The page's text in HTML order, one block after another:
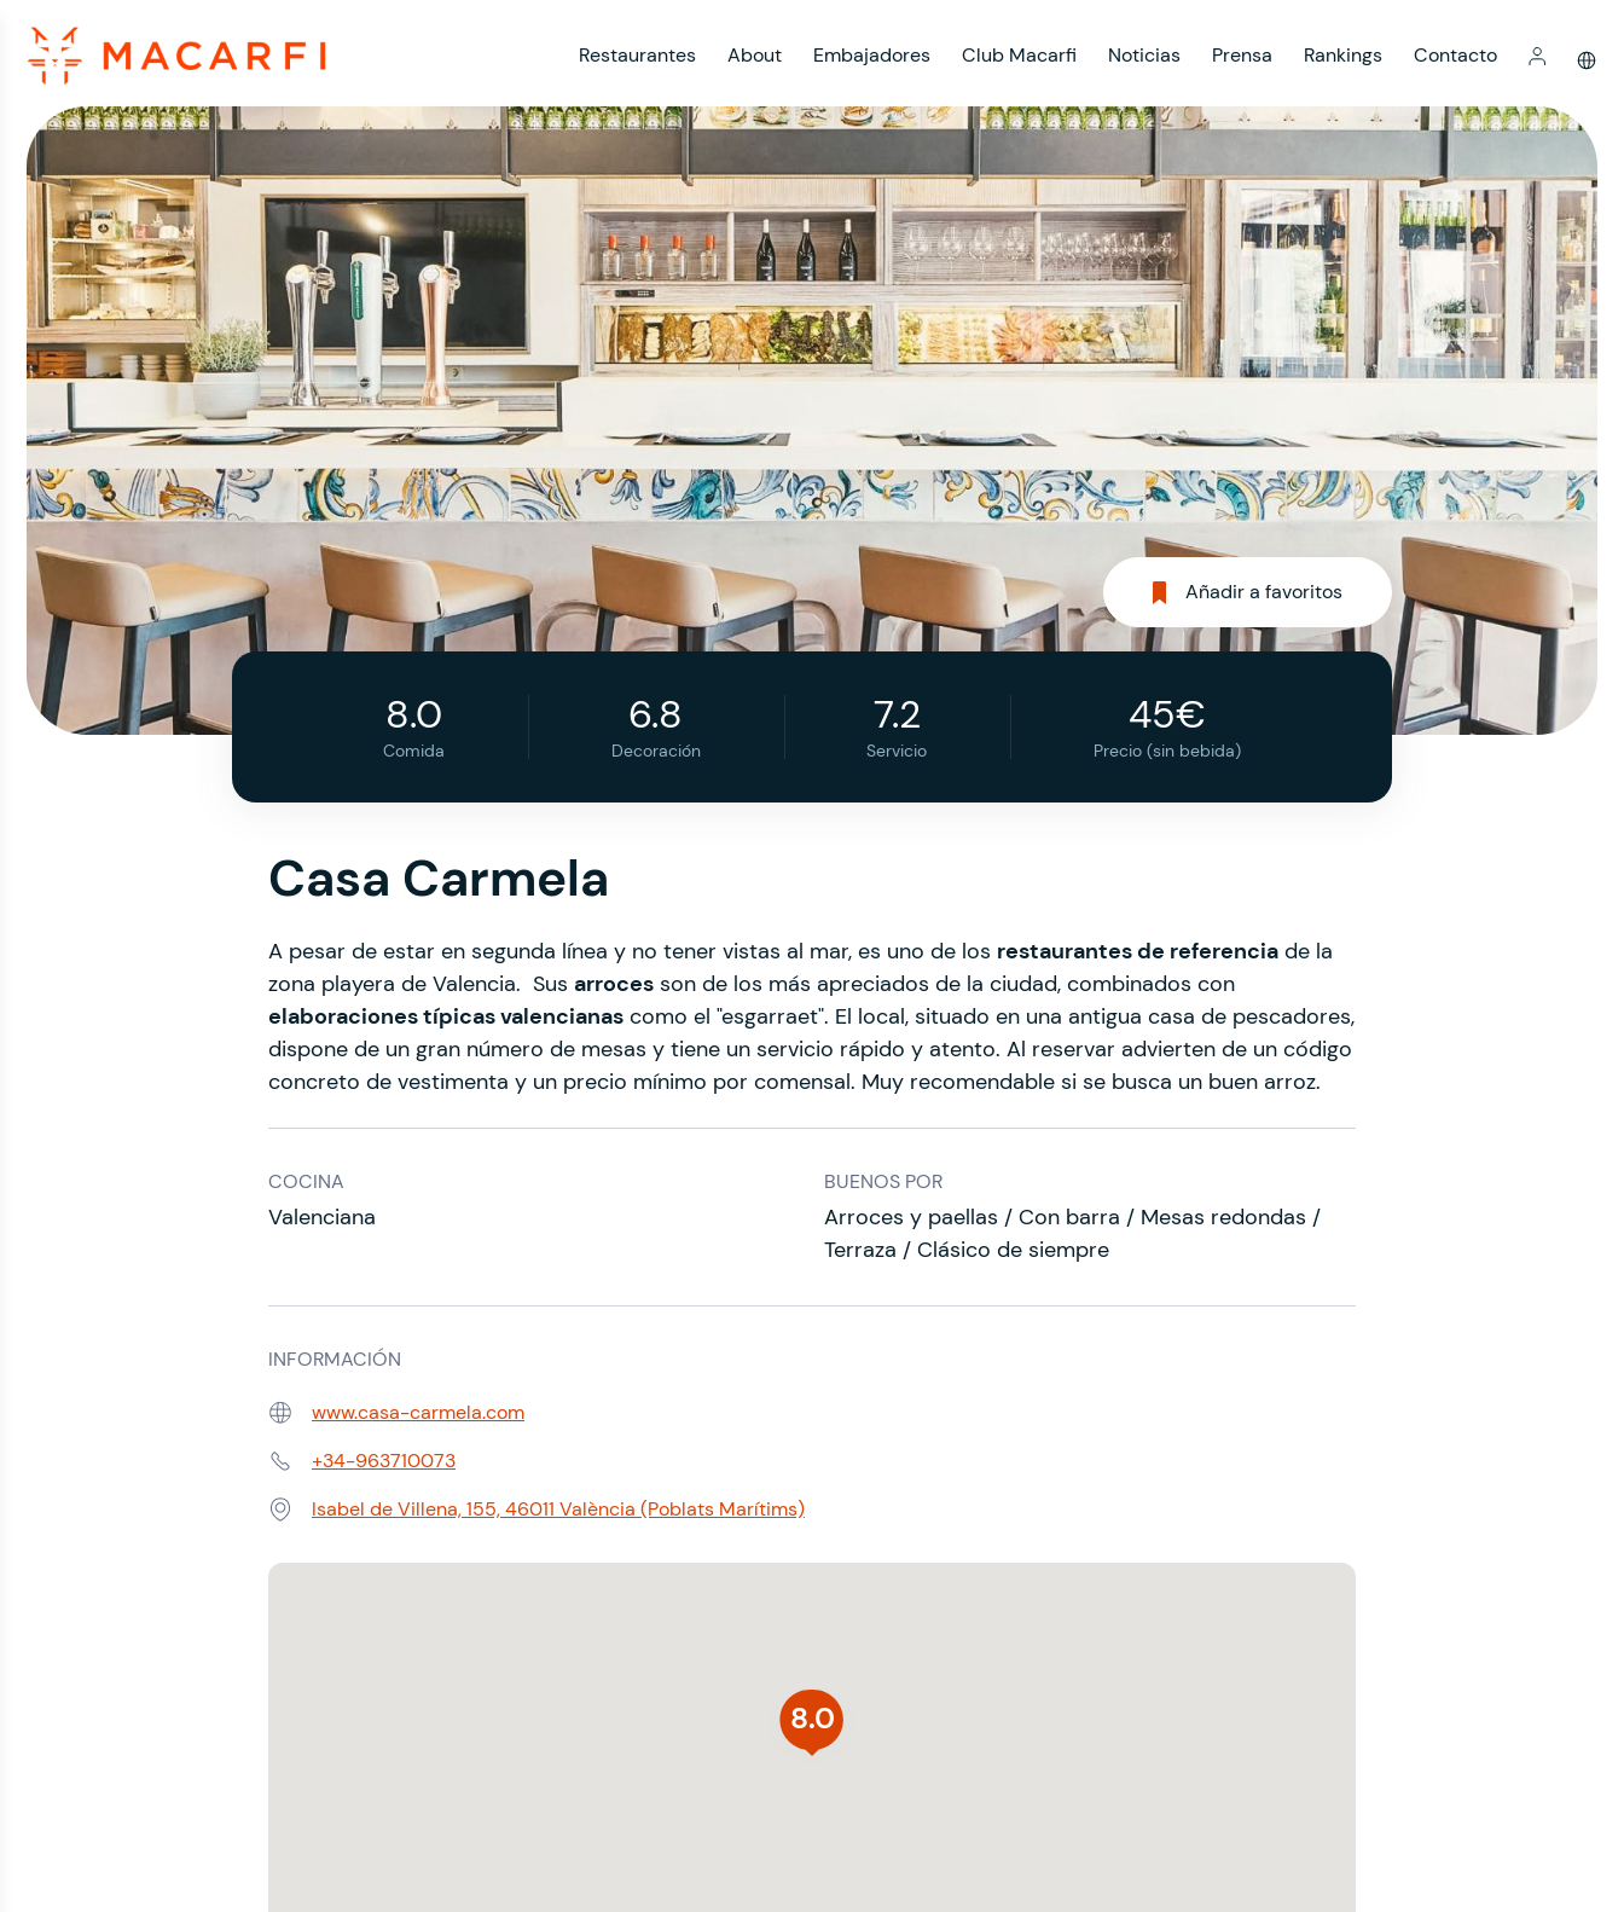
Restaurantes About Embajadores Club Macarfi Noticias Prensa Rankings Contacto
Añadir a favoritos
8.0
Comida
6.8
Decoración
7.2
Servicio
45€
Precio (sin bebida)
Casa Carmela
A pesar de estar en segunda línea y no tener vistas al mar, es uno de los restaurantes de referencia de la
zona playera de Valencia. Sus arroces son de los más apreciados de la ciudad, combinados con
elaboraciones típicas valencianas como el "esgarraet". El local, situado en una antigua casa de pescadores,
dispone de un gran número de mesas y tiene un servicio rápido y atento. Al reservar advierten de un código
concreto de vestimenta y un precio mínimo por comensal. Muy recomendable si se busca un buen arroz.
COCINA
Valenciana
BUENOS POR
Arroces y paellas / Con barra / Mesas redondas /
Terraza / Clásico de siempre
INFORMACIÓN
Web: www.casa-carmela.com
Teléfono:+34-963710073
Dirección:Isabel de Villena, 155, 46011 València (Poblats Marítims)
8.0